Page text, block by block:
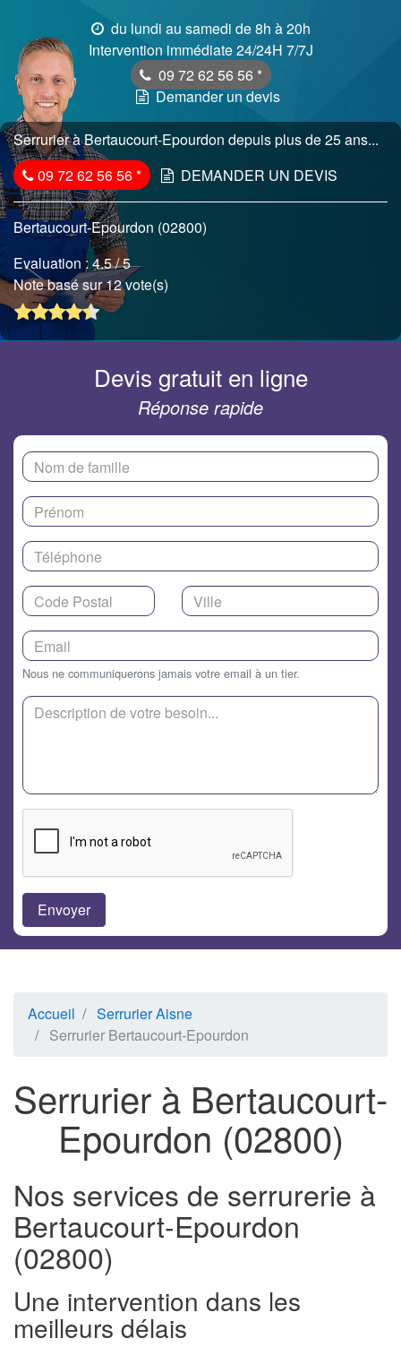
du lundi au samedi de 8h à 20h
Intervention immédiate 24/24H 7/7J
09 72 62 56 56 *
Demander un devis
Serrurier à Bertaucourt-Epourdon depuis plus de 25 ans...
09 72 62 56 56* DEMANDER UN DEVIS
Bertaucourt-Epourdon (02800)
Evaluation :4.5/ 5
Note basé sur 12 vote(s)
Devis gratuit en ligne
Réponse rapide
Nous ne communiquerons jamais votre email à un tier.
Accueil
Serrurier Aisne
Serrurier Bertaucourt-Epourdon
Serrurier à Bertaucourt-
Epourdon (02800)
Nos services de serrurerie à
Bertaucourt-Epourdon
(02800)
Une intervention dans les
meilleurs délais